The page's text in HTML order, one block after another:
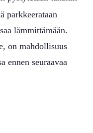
parkkeerataan
lämmittämään.
on mahdollisuus
ennen seuraavaa